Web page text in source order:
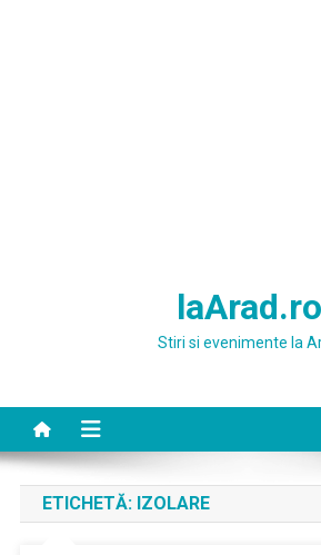
laArad.ro
Stiri si evenimente la
ETICHETĂ: IZOLARE